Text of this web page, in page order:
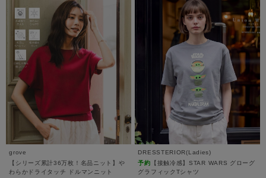
grove
【シリーズ累計36万枚！名品ニット】や
わらかドライタッチ ドルマンニット
DRESSTERIOR(Ladies)
予約 【接触冷感】STAR WARS グローグ
グラフィックTシャツ